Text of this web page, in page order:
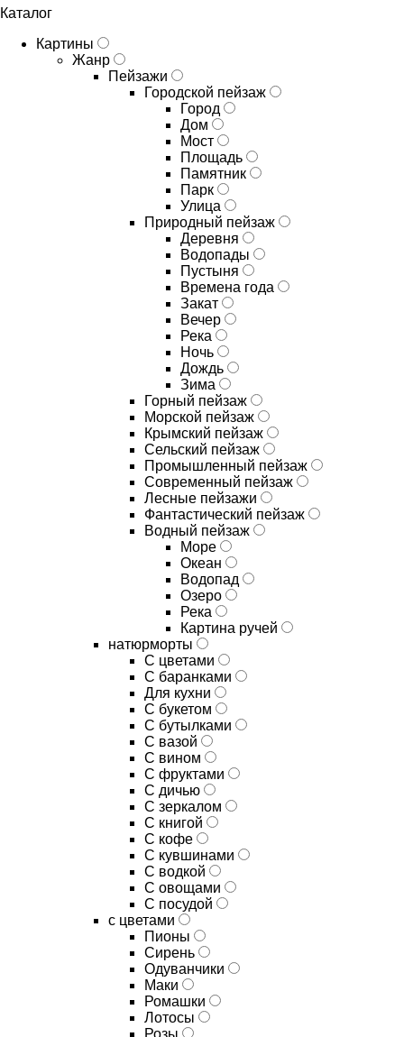
Каталог
Картины
Жанр
Пейзажи
Городской пейзаж
Город
Дом
Мост
Площадь
Памятник
Парк
Улица
Природный пейзаж
Деревня
Водопады
Пустыня
Времена года
Закат
Вечер
Река
Ночь
Дождь
Зима
Горный пейзаж
Морской пейзаж
Крымский пейзаж
Сельский пейзаж
Промышленный пейзаж
Современный пейзаж
Лесные пейзажи
Фантастический пейзаж
Водный пейзаж
Море
Океан
Водопад
Озеро
Река
Картина ручей
натюрморты
С цветами
С баранками
Для кухни
C букетом
C бутылками
C вазой
C вином
C фруктами
C дичью
C зеркалом
C книгой
C кофе
C кувшинами
C водкой
C овощами
C посудой
с цветами
Пионы
Сирень
Одуванчики
Маки
Ромашки
Лотосы
Розы